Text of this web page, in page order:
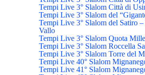
Tempi Live 3° Slalom Città di
Tempi Live 3° Slalom del
Tempi Live 3° Slalom del Satiro
Vallo
Tempi Live 3° Slalom Quota Mille
Tempi Live 3° Slalom Roccella
Tempi Live 3° Slalom Torre del
Tempi Live 40° Slalom
Tempi Live 41° Slalom